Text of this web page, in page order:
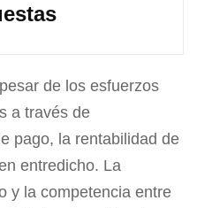
de los esfuerzos
a través de
pago, la rentabilidad de
entredicho. La
y la competencia entre